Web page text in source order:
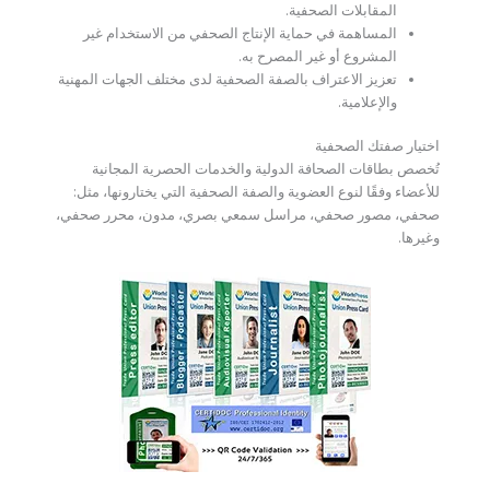
المقابلات الصحفية.
المساهمة في حماية الإنتاج الصحفي من الاستخدام غير
المشروع أو غير المصرح به.
تعزيز الاعتراف بالصفة الصحفية لدى مختلف الجهات المهنية
والإعلامية.
اختيار صفتك الصحفية
تُخصص بطاقات الصحافة الدولية والخدمات الحصرية المجانية
للأعضاء وفقًا لنوع العضوية والصفة الصحفية التي يختارونها، مثل:
صحفي، مصور صحفي، مراسل سمعي بصري، مدون، محرر صحفي،
وغيرها.